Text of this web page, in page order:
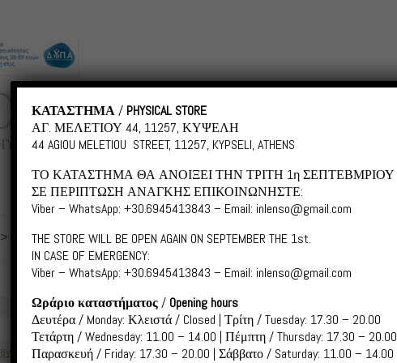
> Products > AU36 Warsaw
AU36 WARSAW
Scroll down for Greek
ΚΑΤΑΣΤΗΜΑ/ PHYSICAL STORE
ΑΓ. ΜΕΛΕΤΙΟΥ 44, 11257, ΚΥΨΕΛΗ
44 AGIOU MELETIOU STREET, 11257, KYPSELI, ATHENS
ΤΟ ΚΑΤΑΣΤΗΜΑ ΘΑ ΑΝΟΙΞΕΙ ΤΗΝ ΤΡΙΤΗ 1η ΣΕΠΤΕΒΜΡΙΟΥ
ΣΕ ΠΕΡΙΠΤΩΣΗ ΑΝΑΓΚΗΣ ΕΠΙΚΟΙΝΩΝΗΣΤΕ:
Viber – WhatsApp: +30.6945413843 – Email: inlenso@gmail.com
THE STORE WILL BE OPEN AGAIN ON SEPTEMBER THE 1st.
IN CASE OF EMERGENCY:
Viber – WhatsApp: +30.6945413843 – Email: inlenso@gmail.com
Ωράριο καταστήματος/ Opening hours
Δευτέρα / Monday: Κλειστά / Closed | Τρίτη / Tuesday: 17.30 – 20.00
Τετάρτη / Wednesday: 11.00 – 14.00 | Πέμπτη / Thursday: 17.30 – 20.00
Παρασκευή / Friday: 17.30 – 20.00 | Σάββατο / Saturday: 11.00 – 14.00